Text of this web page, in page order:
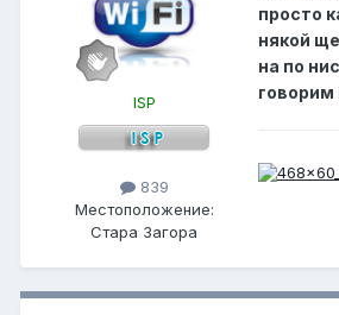
ISP
839
Местоположение:
Стара Загора
просто
някой
на по
говорим